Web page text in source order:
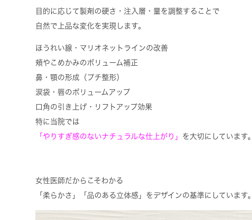
目的に応じて製剤の硬さ・注入層・量を調整することで
自然で上品な変化を実現します。
ほうれい線・マリオネットラインの改善
頬やこめかみのボリューム補正
鼻・顎の形成（プチ整形）
涙袋・唇のボリュームアップ
口角の引き上げ・リフトアップ効果
特に当院では
「やりすぎ感のないナチュラルな仕上がり」 を大切にしています。
女性医師だからこそわかる
「柔らかさ」「品のある立体感」をデザインの基準にしています。